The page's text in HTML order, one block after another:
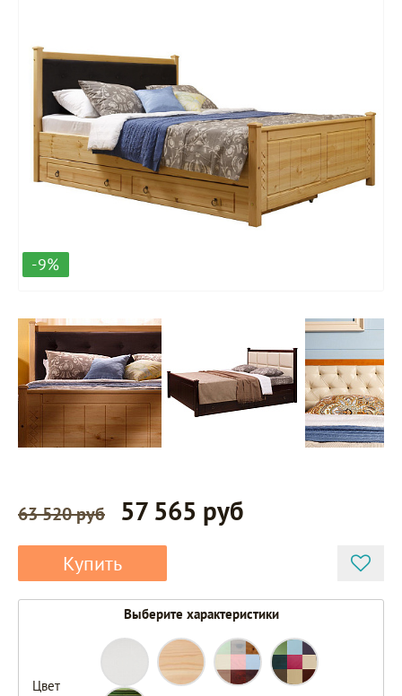
-9%
63 520 руб 57 565 руб
Купить
Выберите характеристики
Цвет